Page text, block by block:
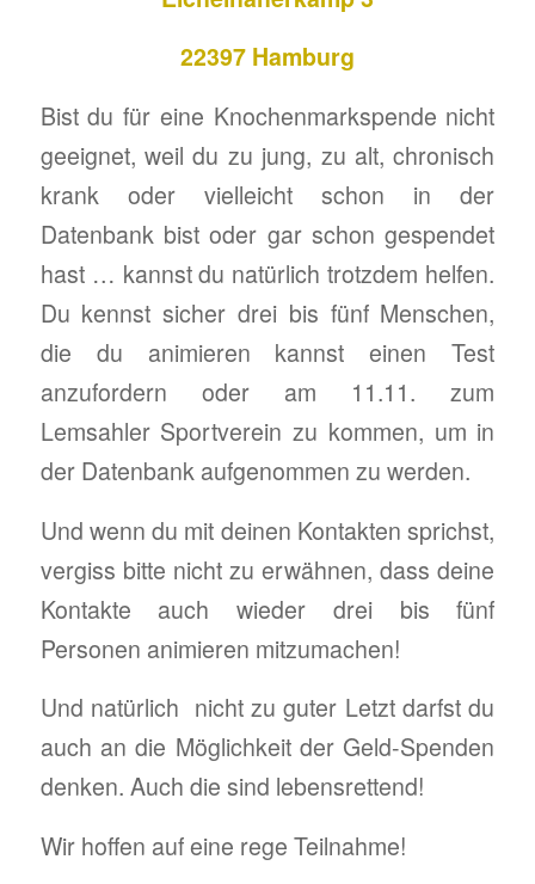
22397 Hamburg
Bist du für eine Knochenmarkspende nicht
geeignet, weil du zu jung, zu alt, chronisch
krank oder vielleicht schon in der
Datenbank bist oder gar schon gespendet
hast … kannst du natürlich trotzdem helfen.
Du kennst sicher drei bis fünf Menschen,
die du animieren kannst einen Test
anzufordern oder am 11.11. zum
Lemsahler Sportverein zu kommen, um in
der Datenbank aufgenommen zu werden.
Und wenn du mit deinen Kontakten sprichst,
vergiss bitte nicht zu erwähnen, dass deine
Kontakte auch wieder drei bis fünf
Personen animieren mitzumachen!
Und natürlich nicht zu guter Letzt darfst du
auch an die Möglichkeit der Geld-Spenden
denken. Auch die sind lebensrettend!
Wir hoffen auf eine rege Teilnahme!